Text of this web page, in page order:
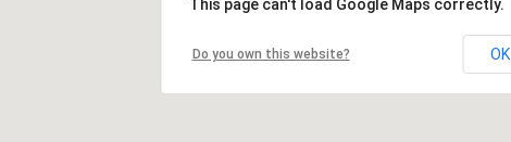
This page can't load Google Maps correctly.
Do you own this website? OK